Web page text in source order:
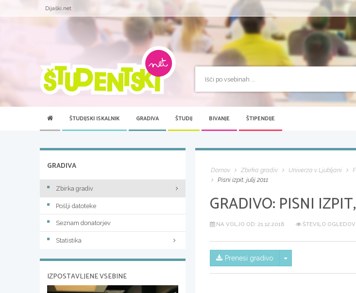
Dijaški.net
ŠTUDIJSKI ISKALNIK GRADIVA ŠTUDIJ BIVANJE ŠTIPENDIJE
Domov Zbirka gradiv Univerza v Ljubljani
Pisni izpit, julij 2011
GRADIVO: PISNI
NA VOLJO OD: 21.12.2018 ŠTEVILO
Prenesi gradivo Skrij/prikaži meni
GRADIVA
Zbirka gradiv
Pošlji datoteke
Seznam donatorjev
Statistika
IZPOSTAVLJENE VSEBINE